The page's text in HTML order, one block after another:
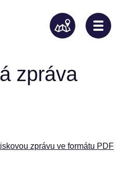
zpráva
zprávu ve formátu PDF